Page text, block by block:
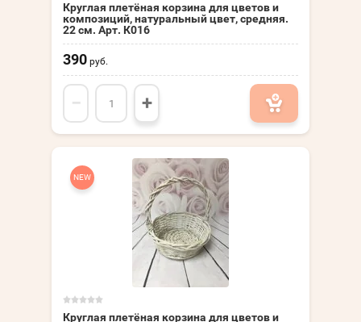
Круглая плетёная корзина для цветов и
композиций, натуральный цвет, средняя.
22 см. Арт. К016
390 руб.
− +
NEW
Круглая плетёная корзина для цветов и